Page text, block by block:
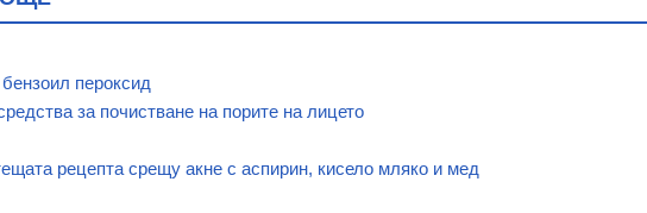
пероксид
за почистване на порите на лицето
рецепта срещу акне с аспирин, кисело мляко и мед